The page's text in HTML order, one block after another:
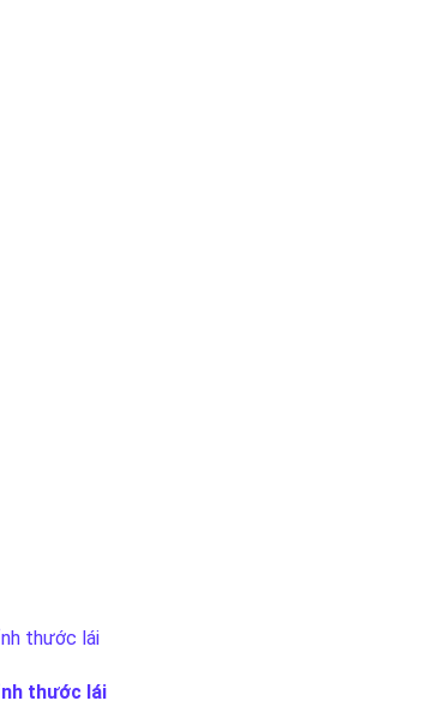
thước lái